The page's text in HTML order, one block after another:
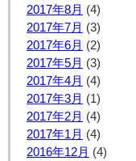
2017年8月 (4)
2017年7月 (3)
2017年6月 (2)
2017年5月 (3)
2017年4月 (4)
2017年3月 (1)
2017年2月 (4)
2017年1月 (4)
2016年12月 (4)